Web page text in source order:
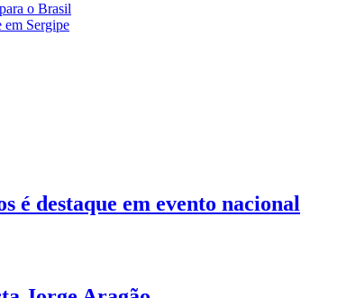
o Brasil
Sergipe
é destaque em evento nacional